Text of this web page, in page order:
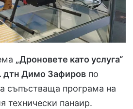
„Дроновете като услуга“
дтн Димо Зафиров по
съпъстваща програма на
технически панаир.